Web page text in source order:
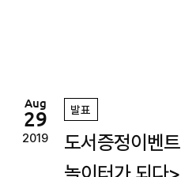
Aug
29
2019
발표
도서증정이벤